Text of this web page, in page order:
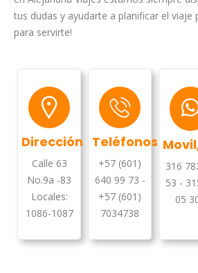
tus dudas y ayudarte a planificar el viaje
para servirte!
Dirección
Calle 63
No.9a -83
Locales:
1086-1087
Teléfonos
+57 (601)
640 99 73 -
+57 (601)
7034738
316
53 -
05